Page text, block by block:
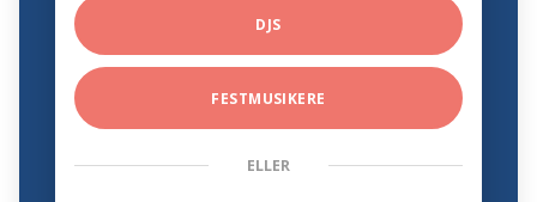
DJS
FESTMUSIKERE
ELLER